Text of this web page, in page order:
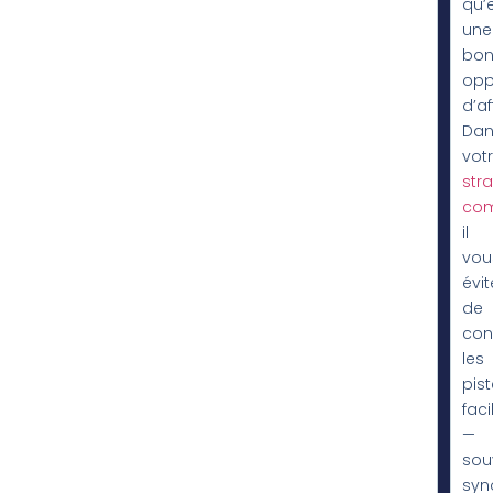
une
il
de
les
—